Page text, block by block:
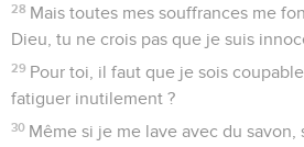
28 Mais toutes mes souffrances me
Dieu, tu ne crois pas que je suis
29 Pour toi, il faut que je sois
fatiguer inutilement ?
30 Même si je me lave avec du